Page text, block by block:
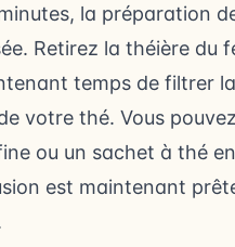
la préparation
Retirez la théière du
temps de filtrer
votre thé. Vous
ou un sachet à thé
est maintenant